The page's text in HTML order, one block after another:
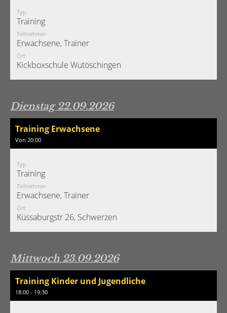
Typ
Training
Teilnehmer
Erwachsene, Trainer
Ort
Kickboxschule Wutöschingen
Dienstag 22.09.2026
Training Erwachsene
Von 20:00
Typ
Training
Teilnehmer
Erwachsene, Trainer
Ort
Küssaburgstr 26, Schwerzen
Mittwoch 23.09.2026
Training Kinder und Jugendliche
18:00 - 19:30